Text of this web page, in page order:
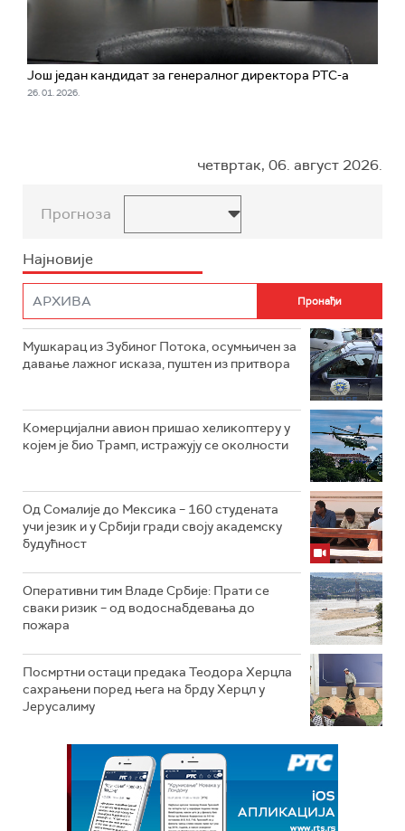
Још један кандидат за генералног директора РТС-а
26. 01. 2026.
четвртак, 06. август 2026.
Прогноза
Најновије
Мушкарац из Зубиног Потока, осумњичен за
давање лажног исказа, пуштен из притвора
Комерцијални авион пришао хеликоптеру у
којем је био Трамп, истражују се околности
Од Сомалије до Мексика – 160 студената
учи језик и у Србији гради своју академску
будућност
Оперативни тим Владе Србије: Прати се
сваки ризик – од водоснабдевања до
пожара
Посмртни остаци предака Теодора Херцла
сахрањени поред њега на брду Херцл у
Јерусалиму